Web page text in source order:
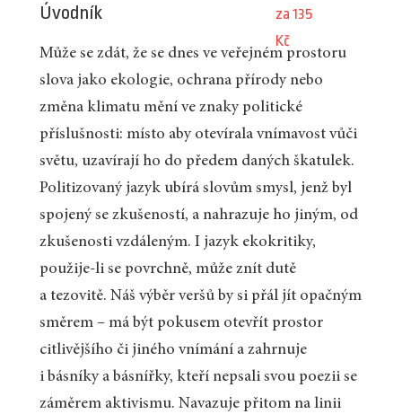
za 135
Kč
Úvodník
Může se zdát, že se dnes ve veřejném prostoru
slova jako ekologie, ochrana přírody nebo
změna klimatu mění ve znaky politické
příslušnosti: místo aby otevírala vnímavost vůči
světu, uzavírají ho do předem daných škatulek.
Politizovaný jazyk ubírá slovům smysl, jenž byl
spojený se zkušeností, a nahrazuje ho jiným, od
zkušenosti vzdáleným. I jazyk ekokritiky,
použije-li se povrchně, může znít dutě
a tezovitě. Náš výběr veršů by si přál jít opačným
směrem – má být pokusem otevřít prostor
citlivějšího či jiného vnímání a zahrnuje
i básníky a básnířky, kteří nepsali svou poezii se
záměrem aktivismu. Navazuje přitom na linii